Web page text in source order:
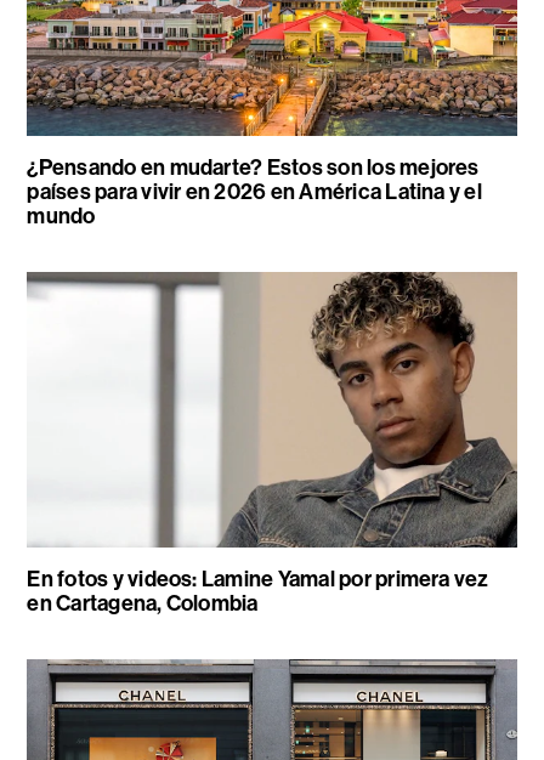
¿Pensando en mudarte? Estos son los mejores
países para vivir en 2026 en América Latina y el
mundo
En fotos y videos: Lamine Yamal por primera vez
en Cartagena, Colombia